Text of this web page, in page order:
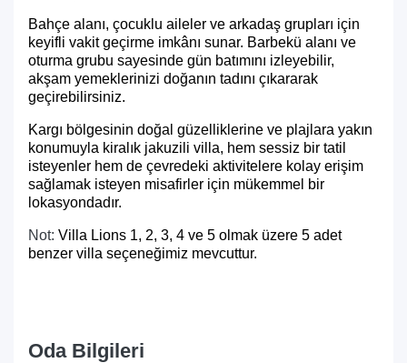
Bahçe alanı, çocuklu aileler ve arkadaş grupları için
keyifli vakit geçirme imkânı sunar. Barbekü alanı ve
oturma grubu sayesinde gün batımını izleyebilir,
akşam yemeklerinizi doğanın tadını çıkararak
geçirebilirsiniz.
Kargı bölgesinin doğal güzelliklerine ve plajlara yakın
konumuyla kiralık jakuzili villa, hem sessiz bir tatil
isteyenler hem de çevredeki aktivitelere kolay erişim
sağlamak isteyen misafirler için mükemmel bir
lokasyondadır.
Not: Villa Lions 1, 2, 3, 4 ve 5 olmak üzere 5 adet
benzer villa seçeneğimiz mevcuttur.
Oda Bilgileri